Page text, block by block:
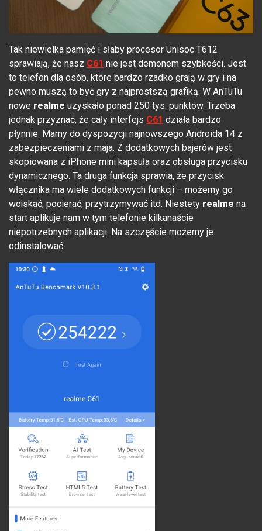
Tak niewielka pamięć i słaby procesor Unisoc T612
sprawiają, że nasz C61 nie jest demonem szybkości. Jest
to telefon dla osób, które bardzo rzadko grają w gry i na
pewno muszą to być gry z najprostszą grafiką. W AnTuTu
nowe realme uzyskało ponad 250 tys. punktów. Trzeba
jednak przyznać, że cały interfejs C61 działa bardzo
płynnie. Mamy do dyspozycji najnowszego Androida 14 z
zabezpieczeniami z maja. Z dodatkowych bajerów jest
skopiowana z iPhone mini kapsuła oraz obsługa przycisku
dynamicznego. Ta druga funkcja sprawia, że przycisk
włącznika ma wiele dodatkowych funkcji – możemy go
wciskać, pocierać, przytrzymywać itd. Niestety realme na
start aplikuje nam w tym telefonie kilkanaście
niepotrzebnych aplikacji. Na szczęście możemy je
odinstalować.